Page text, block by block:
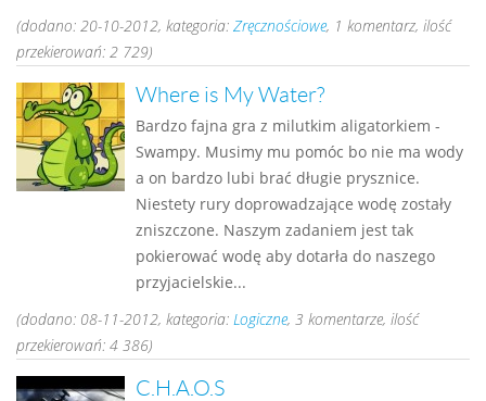
(dodano: 20-10-2012, kategoria: Zręcznościowe, 1 komentarz, ilość
przekierowań: 2 729)
Where is My Water?
Bardzo fajna gra z milutkim aligatorkiem -
Swampy. Musimy mu pomóc bo nie ma wody
a on bardzo lubi brać długie prysznice.
Niestety rury doprowadzające wodę zostały
zniszczone. Naszym zadaniem jest tak
pokierować wodę aby dotarła do naszego
przyjacielskie...
(dodano: 08-11-2012, kategoria: Logiczne, 3 komentarze, ilość
przekierowań: 4 386)
C.H.A.O.S